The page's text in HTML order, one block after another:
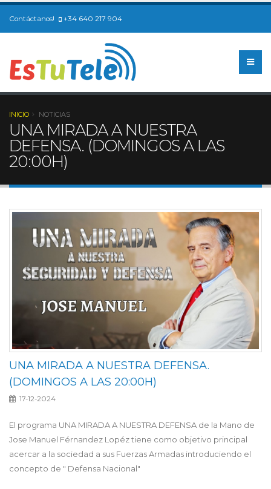
Contáctanos! +34 640 217 904
INICIO NOTICIAS
UNA MIRADA A NUESTRA
DEFENSA. (DOMINGOS A LAS
20:00H)
UNA MIRADA A NUESTRA DEFENSA.
(DOMINGOS A LAS 20:00H)
17-12-2024
El programa UNA MIRADA A NUESTRA DEFENSA de la Mano de
Jose Manuel Férnandez Lopéz tiene como objetivo principal
acercar a la sociedad a sus Fuerzas Armadas introduciendo el
concepto de " Defensa Nacional"